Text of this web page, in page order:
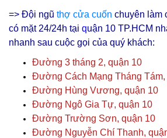
=> Đội ngũ thợ cửa cuốn chuyên làm
có mặt 24/24h tại quận 10 TP.HCM
nhanh sau cuộc gọi của quý khách:
Đường 3 tháng 2, quận 10
Đường Cách Mạng Tháng Tám,
Đường Hùng Vương, quận 10
Đường Ngô Gia Tự, quận 10
Đường Trường Sơn, quận 10
Đường Nguyễn Chí Thanh,